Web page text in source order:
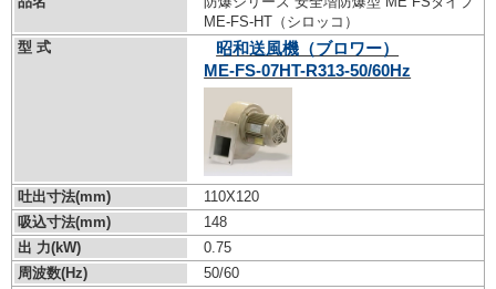
ME-FS-HT（シロッコ）
型 式
昭和送風機（ブロワー）
ME-FS-07HT-R313-50/60Hz
吐出寸法(mm)
110X120
吸込寸法(mm)
148
出 力(kW)
0.75
周波数(Hz)
50/60